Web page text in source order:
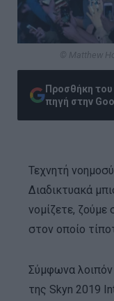
© Matthew
Προσθήκη
πηγή στην
Τεχνητή
Διαδικτυακά
νομίζετε, ζούμε
στον οποίο
Σύμφωνα
της Skyn ​​2019